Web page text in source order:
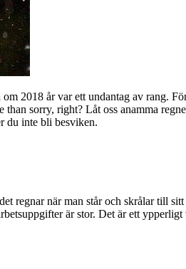
2018 år var ett undantag av rang.
sorry, right? Låt oss anamma
du inte bli besviken.
regnar när man står och skrålar till
är stor. Det är ett